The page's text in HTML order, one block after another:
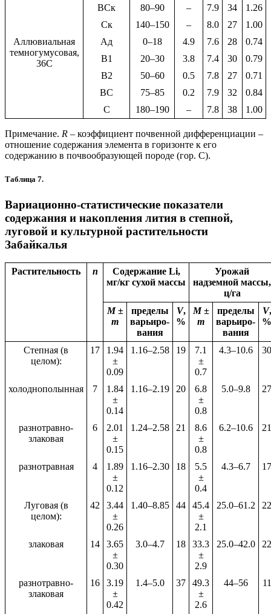
ВСк
80–90 – 7.9 34
1.26
Ск
140–150 – 8.0 27
1.00
Аллювиальная
темногумусовая,
36С
Ад 0–18 4.9 7.6 28
0.74
В1
20–30 3.8 7.4 30
0.79
В2
50–60 0.5 7.8 27
0.71
ВС
75–85 0.2 7.9 32
0.84
С
180–190 – 7.8 38 1.00
Примечание. R – коэффициент почвенной дифференциации –
отношение содержания элемента в горизонте к его
содержанию в почвообразующей породе (гор. С).
Таблица 7.
Вариационно-статистические показатели
содержания и накопления лития в степной,
луговой и культурной растительности
Забайкалья
Растительность n
Содержание Li,
мг/кг сухой массы
Урожай
надземной массы,
ц/га
M ±
m
пределы
варьиро-
вания
V,
%
M ±
m
пределы
варьиро-
вания
V,
%
Степная (в
целом):
17
1.94
±
0.09
1.16–2.58 19
7.1
±
0.7
4.3–10.6 30
холоднополынная 7
1.84
±
0.14
1.16–2.19 20
6.8
±
0.8
5.0–9.8 27
разнотравно-
злаковая
6
2.01
±
0.15
1.24–2.58 21
8.6
±
0.8
6.2–10.6 21
разнотравная 4
1.89
±
0.12
1.16–2.30 18
5.5
±
0.4
4.3–6.7 17
Луговая (в
целом):
42
3.44
±
0.26
1.40–8.85 44
45.4
±
2.1
25.0–61.2 22
злаковая 14
3.65
±
0.30
3.0–4.7 18
33.3
±
2.9
25.0–42.0 22
разнотравно-
злаковая
16
3.19
±
0.42
1.4–5.0 37
49.3
±
2.6
44–56 11